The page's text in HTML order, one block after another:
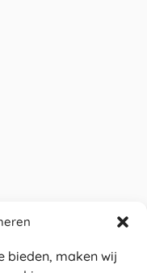
bieden, maken wij